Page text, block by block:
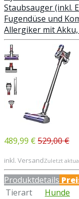
Staubsauger (inkl.
Fugendüse und
Allergiker mit
489,99 € 529,00 €
inkl. VersandZuletzt
Produktdetails
Tierart
Hunde